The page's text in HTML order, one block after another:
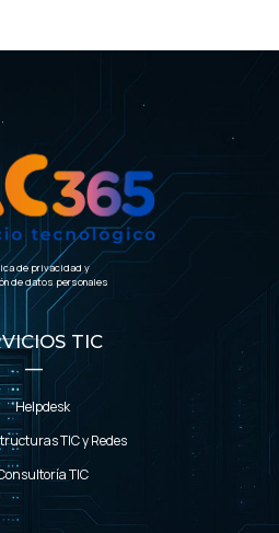
de privacidad y
de datos personales
TIC
Helpdesk
TIC y Redes
TIC